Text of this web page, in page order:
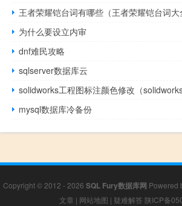
王者荣耀铠台词有哪些（王者荣耀铠台词大
为什么要设立内审
dnf难民攻略
sqlserver数据库云
solidworks工程图标注颜色修改（
mysql数据库冷备份
Copyright © 2012 - 2026 SQL Fury数据库网 Powered
文章 | 网站地图 | 疑难解答 陕ICP备